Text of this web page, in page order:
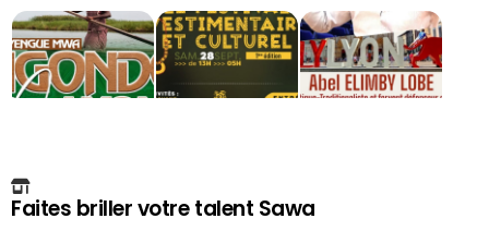
Faites briller votre talent Sawa